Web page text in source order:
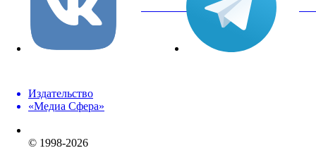
вКонтакте
Издательство
«Медиа Сфера»
© 1998-2026